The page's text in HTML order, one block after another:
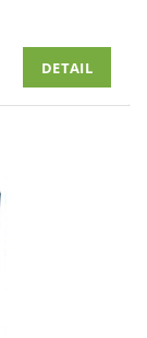
DETAIL